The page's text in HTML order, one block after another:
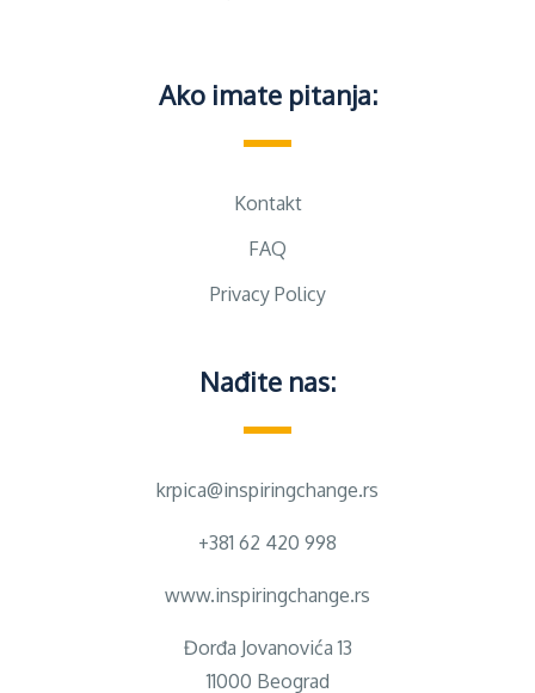
Ako imate pitanja:
Kontakt
FAQ
Privacy Policy
Nađite nas:
krpica@inspiringchange.rs
+381 62 420 998
www.inspiringchange.rs
Đorđa Jovanovića 13
11000 Beograd